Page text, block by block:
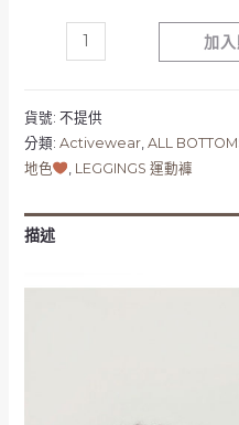
加
貨號: 不提供
分類: Activewear, ALL
地色
LEGGINGS 運動褲
描述